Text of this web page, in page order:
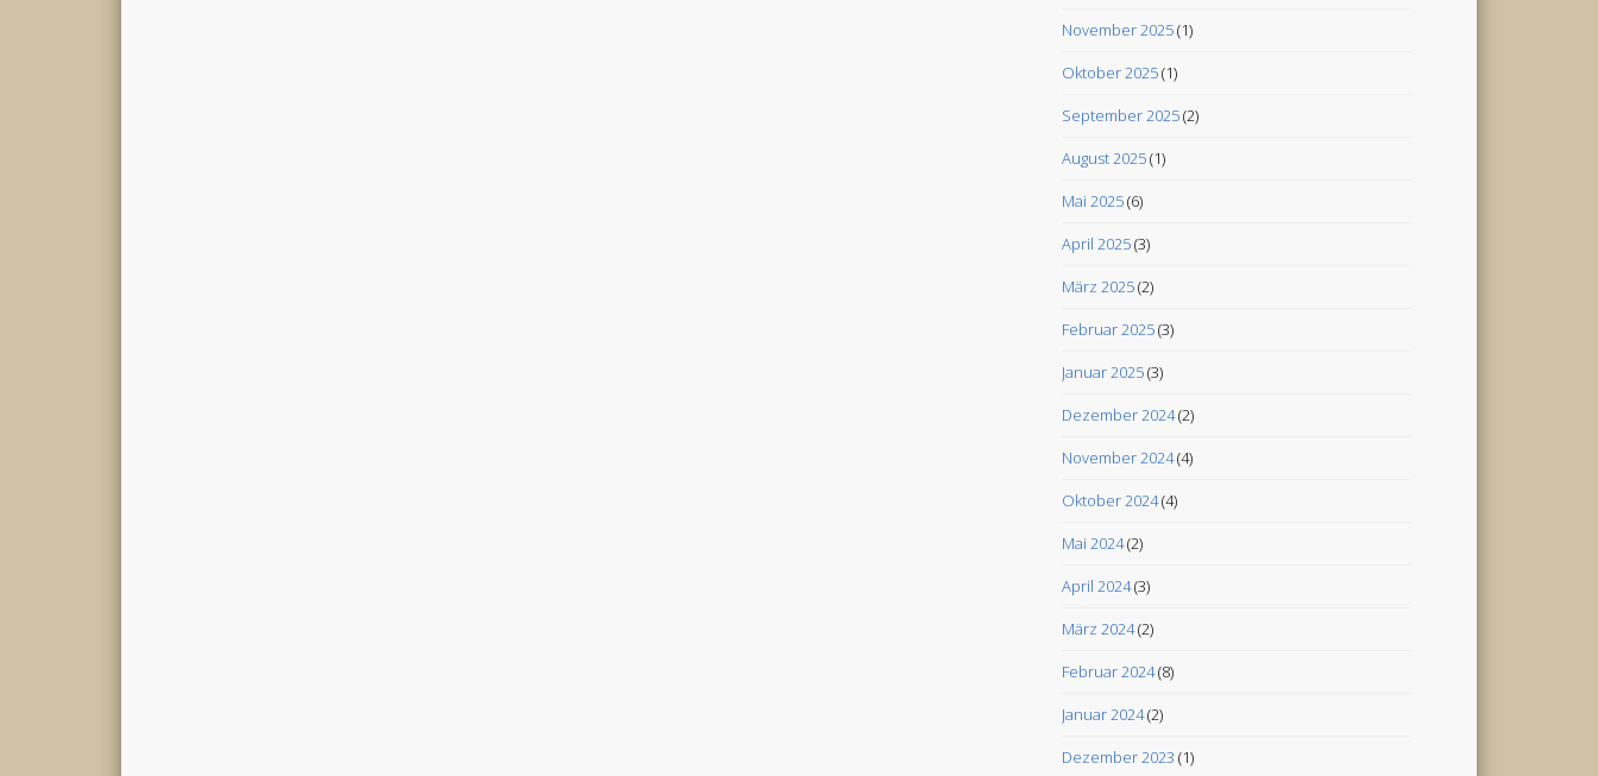
November 2025(1)
Oktober 2025(1)
September 2025(2)
August 2025(1)
Mai 2025(6)
April 2025(3)
März 2025(2)
Februar 2025(3)
Januar 2025(3)
Dezember 2024(2)
November 2024(4)
Oktober 2024(4)
Mai 2024(2)
April 2024(3)
März 2024(2)
Februar 2024(8)
Januar 2024(2)
Dezember 2023 (1)